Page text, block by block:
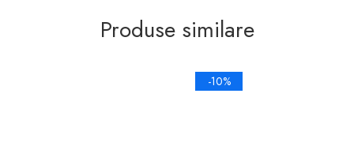
Produse similare
-10%